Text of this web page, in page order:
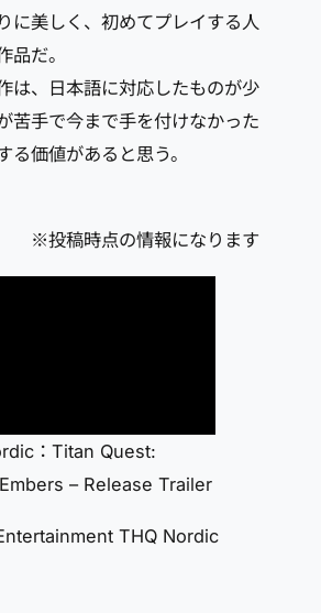
に美しく、初めてプレイする人
品だ。
は、日本語に対応したものが少
苦手で今まで手を付けなかった
る価値があると思う。
※投稿時点の情報になります
：Titan Quest:
– Release Trailer
THQ Nordic